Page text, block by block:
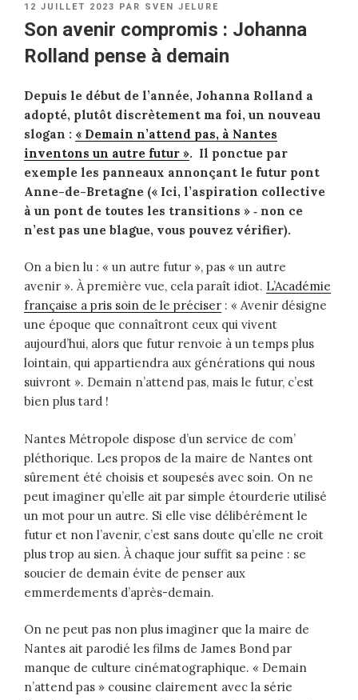
PUBLIÉ
LE
12 JUILLET 2023 PAR SVEN JELURE
Son avenir compromis : Johanna
Rolland pense à demain
Depuis le début de l’année, Johanna Rolland a
adopté, plutôt discrètement ma foi, un nouveau
slogan : « Demain n’attend pas, à Nantes
inventons un autre futur ». Il ponctue par
exemple les panneaux annonçant le futur pont
Anne-de-Bretagne (« Ici, l’aspiration collective
à un pont de toutes les transitions » ‑ non ce
n’est pas une blague, vous pouvez vérifier).
On a bien lu : « un autre futur », pas « un autre
avenir ». À première vue, cela paraît idiot. L’Académie
française a pris soin de le préciser : « Avenir désigne
une époque que connaîtront ceux qui vivent
aujourd’hui, alors que futur renvoie à un temps plus
lointain, qui appartiendra aux générations qui nous
suivront ». Demain n’attend pas, mais le futur, c’est
bien plus tard !
Nantes Métropole dispose d’un service de com’
pléthorique. Les propos de la maire de Nantes ont
sûrement été choisis et soupesés avec soin. On ne
peut imaginer qu’elle ait par simple étourderie utilisé
un mot pour un autre. Si elle vise délibérément le
futur et non l’avenir, c’est sans doute qu’elle ne croit
plus trop au sien. À chaque jour suffit sa peine : se
soucier de demain évite de penser aux
emmerdements d’après-demain.
On ne peut pas non plus imaginer que la maire de
Nantes ait parodié les films de James Bond par
manque de culture cinématographique. « Demain
n’attend pas » cousine clairement avec la série